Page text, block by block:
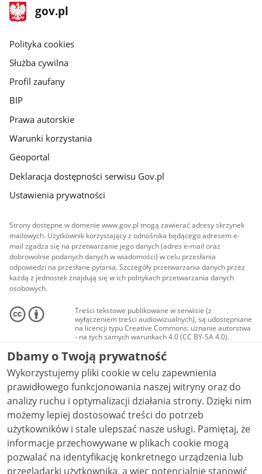
stopka
gov.pl
Strona
gov.pl
gov.pl
Polityka cookies
Służba cywilna
Profil zaufany
BIP
Prawa autorskie
Warunki korzystania
Geoportal
Deklaracja dostępności serwisu Gov.pl
Ustawienia prywatności
Strony dostępne w domenie www.gov.pl mogą zawierać adresy skrzynek
mailowych. Użytkownik korzystający z odnośnika będącego adresem e-
mail zgadza się na przetwarzanie jego danych (adres e-mail oraz
dobrowolnie podanych danych w wiadomości) w celu przesłania
odpowiedzi na przesłane pytania. Szczegóły przetwarzania danych przez
każdą z jednostek znajdują się w ich politykach przetwarzania danych
osobowych.
Treści tekstowe publikowane w serwisie (z
wyłączeniem treści audiowizualnych), są udostępniane
na licencji typu Creative Commons: uznanie autorstwa
- na tych samych warunkach 4.0 (CC BY-SA 4.0).
Materiały audiowizualne, w tym zdjęcia, materiały
audio i wideo, są udostępniane na licencji typu
Creative Commons: uznanie autorstwa użycie
niekomercyjne - bez utworów zależnych 4.0 (CC BY-
NC-ND 4.0), o ile nie jest to stwierdzone inaczej.
Dbamy o Twoją prywatność
Wykorzystujemy pliki cookie w celu zapewnienia
prawidłowego funkcjonowania naszej witryny oraz do
analizy ruchu i optymalizacji działania strony. Dzięki nim
możemy lepiej dostosować treści do potrzeb
użytkowników i stale ulepszać nasze usługi. Pamiętaj, że
informacje przechowywane w plikach cookie mogą
pozwalać na identyfikację konkretnego urządzenia lub
przeglądarki użytkownika, a więc potencjalnie stanowić